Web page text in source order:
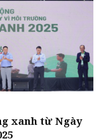
xanh từ Ngày